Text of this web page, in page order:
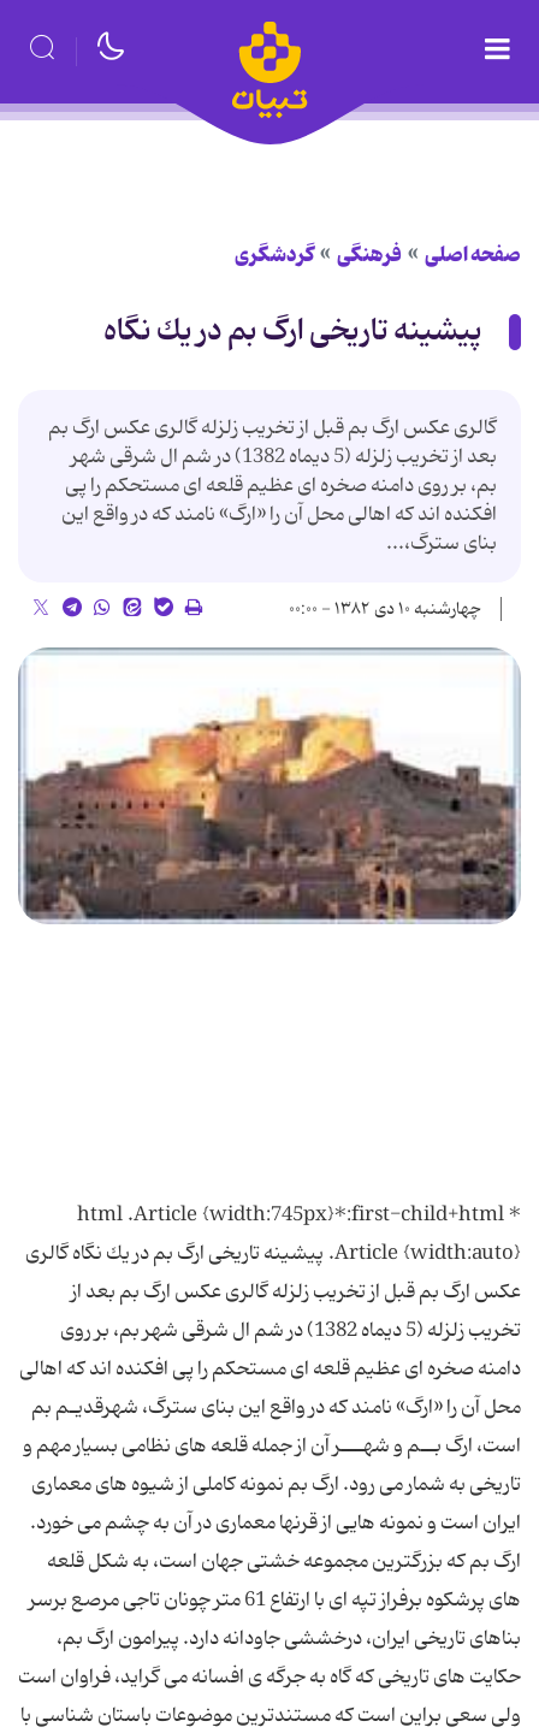
صفحه اصلی فرهنگی گردشگری
پیشینه تاریخی ارگ بم در یك نگاه
گالری عكس ارگ بم قبل از تخریب زلزله گالری عكس ارگ بم
بعد از تخریب زلزله (5 دیماه 1382) در شم ال شرقی شهر
بم، بر روی دامنه صخره ای عظیم قلعه ای مستحكم را پی
افكنده اند كه اهالی محل آن را «ارگ» نامند كه در واقع این
بنای سترگ،...
چهارشنبه ۱۰ دی ۱۳۸۲ - ۰۰:۰۰
* html .Article {width:745px}*:first-child+html
.Article {width:auto} پیشینه تاریخی ارگ بم در یك نگاه گالری
عكس ارگ بم قبل از تخریب زلزله گالری عكس ارگ بم بعد از
تخریب زلزله (5 دیماه 1382) در شم ال شرقی شهر بم، بر روی
دامنه صخره ای عظیم قلعه ای مستحكم را پی افكنده اند كه اهالی
محل آن را «ارگ» نامند كه در واقع این بنای سترگ، شهرقدیـم بم
است، ارگ بــم و شهـــر آن از جمله قلعه های نظامی بسیار مهم و
تاریخی به شمار می رود. ارگ بم نمونه كاملی از شیوه های معماری
ایران است و نمونه هایی از قرنها معماری در آن به چشم می خورد.
ارگ بم كه بزرگترین مجموعه خشتی جهان است، به شكل قلعه
های پرشكوه برفراز تپه ای با ارتفاع 61 متر چونان تاجی مرصع برسر
بناهای تاریخی ایران، درخششی جاودانه دارد. پیرامون ارگ بم،
حكایت های تاریخی كه گاه به جرگه ی افسانه می گراید، فراوان است
ولی سعی براین است كه مستندترین موضوعات باستان شناسی با